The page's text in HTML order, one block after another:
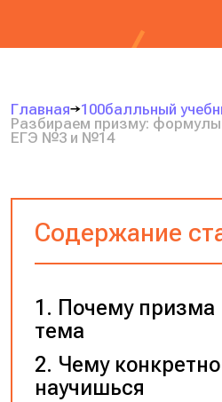
Главная
100балльный
Разбираем призму:
ЕГЭ №3 и №14
Содержание
Почему
тема
Чему
научишься